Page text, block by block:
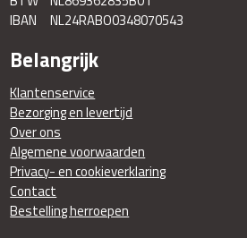
IBAN
NL24RABO0348070543
Belangrijk
Klantenservice
Bezorging en levertijd
Over ons
Algemene voorwaarden
Privacy- en cookieverklaring
Contact
Bestelling herroepen